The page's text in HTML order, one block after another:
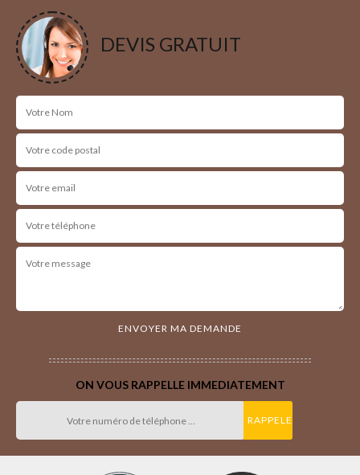
DEVIS GRATUIT
ON VOUS RAPPELLE IMMEDIATEMENT